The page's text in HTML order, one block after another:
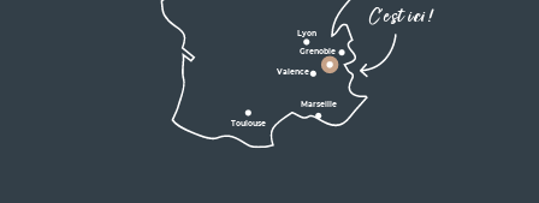
C'est ici !
Toulouse
Marseille
Lyon
Valence
Grenoble
D1075
Marseille